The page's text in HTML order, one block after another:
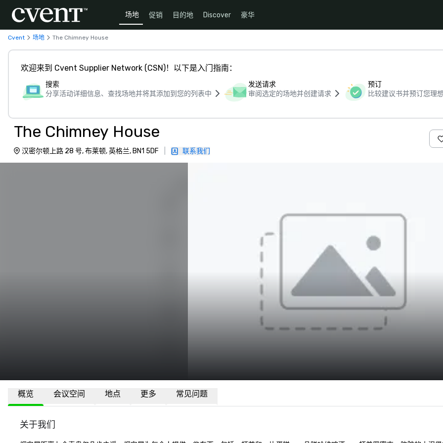
场地 促销 目的地 Discover 豪华
Cvent 场地 The Chimney House
欢迎来到 Cvent Supplier Network (CSN)！以下是入门指南：
搜索
分享活动详细信息、查找场地并将其添加到您的列表中
发送请求
审阅选定的场地并创建请求
预订
比较建议书并预订您理
The Chimney House
汉密尔顿上路 28 号, 布莱顿, 英格兰, BN1 5DF 联系我们
概览 会议空间 地点 更多 常见问题
关于我们